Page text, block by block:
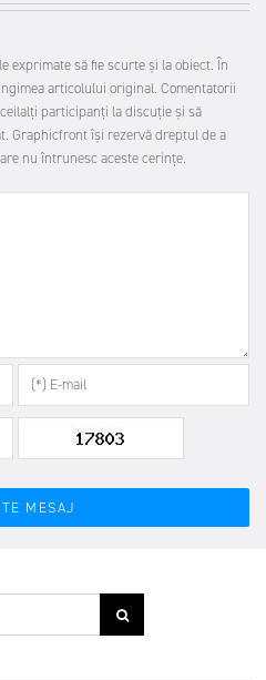
exprimate să fie scurte şi la obiect. În
articolului original. Comentatorii
participanţi la discuţie şi să
Graphicfront îşi rezervă dreptul de a
nu întrunesc aceste cerinţe.